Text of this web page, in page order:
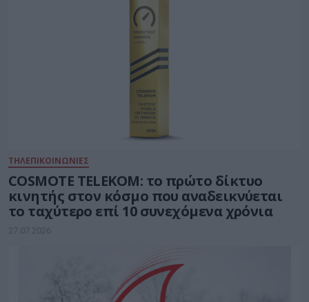
ΤΗΛΕΠΙΚΟΙΝΩΝΙΕΣ
COSMOTE TELEKOM: το πρώτο δίκτυο
κινητής στον κόσμο που αναδεικνύεται
το ταχύτερο επί 10 συνεχόμενα χρόνια
27.07.2026